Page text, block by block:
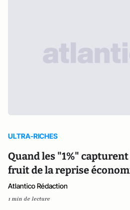
ULTRA-RICHES
Quand les "1%"
fruit de la reprise
Atlantico Rédaction
1 min de lecture